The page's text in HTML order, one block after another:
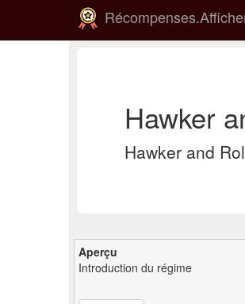
Hawker
Hawker and
Aperçu
Introduction du régime